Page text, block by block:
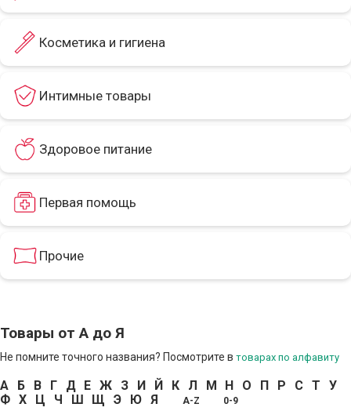
Косметика и гигиена
Интимные товары
Здоровое питание
Первая помощь
Прочие
Товары от А до Я
Не помните точного названия? Посмотрите в товарах по алфавиту
А Б В Г Д Е Ж З И Й К Л М Н О П Р С Т
У
Ф Х Ц Ч Ш Щ Э Ю Я A-Z 0-9